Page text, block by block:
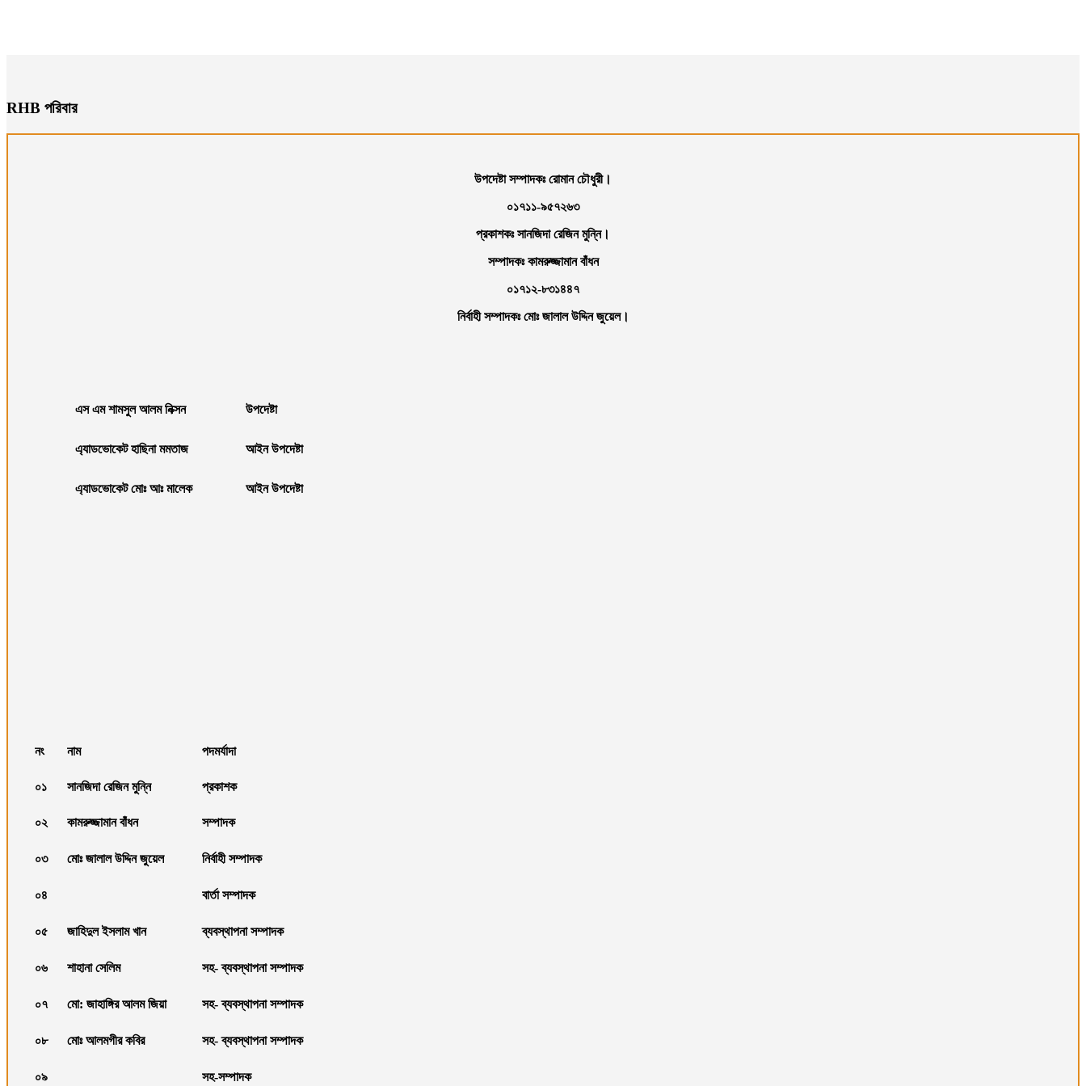
RHB পরিবার
উপদেষ্টা সম্পাদকঃ রোমান চৌধুরী।
০১৭১১-৯৫৭২৬৩
প্রকাশকঃ সানজিদা রেজিন মুন্নি।
সম্পাদকঃ কামরুজ্জামান বাঁধন
০১৭১২-৮৩১৪৪৭
নির্বাহী সম্পাদকঃ মোঃ জালাল উদ্দিন জুয়েল।
এস এম শামসুল আলম নিক্সন উপদেষ্টা
এ্যাডভোকেট হাছিনা মমতাজ আইন উপদেষ্টা
এ্যাডভোকেট মোঃ আঃ মালেক আইন উপদেষ্টা
নং নাম পদমর্যাদা
০১ সানজিদা রেজিন মুন্নি প্রকাশক
০২ কামরুজ্জামান বাঁধন সম্পাদক
০৩ মোঃ জালাল উদ্দিন জুয়েল নির্বাহী সম্পাদক
০৪ বার্তা সম্পাদক
০৫ জাহিদুল ইসলাম খান ব্যবস্থাপনা সম্পাদক
০৬ শাহানা সেলিম সহ- ব্যবস্থাপনা সম্পাদক
০৭ মো: জাহাঙ্গির আলম জিয়া সহ- ব্যবস্থাপনা সম্পাদক
০৮ মোঃ আলমগীর কবির সহ- ব্যবস্থাপনা সম্পাদক
০৯ সহ-সম্পাদক